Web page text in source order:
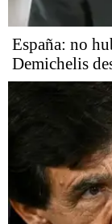
España: no
Demichelis